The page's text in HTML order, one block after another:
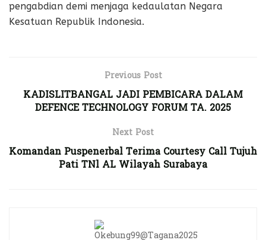
pengabdian demi menjaga kedaulatan Negara
Kesatuan Republik Indonesia.
Previous Post
KADISLITBANGAL JADI PEMBICARA DALAM
DEFENCE TECHNOLOGY FORUM TA. 2025
Next Post
Komandan Puspenerbal Terima Courtesy Call Tujuh
Pati TNl AL Wilayah Surabaya